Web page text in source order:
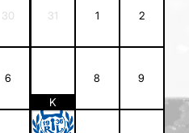
30 31 1 2
6
K
8 9